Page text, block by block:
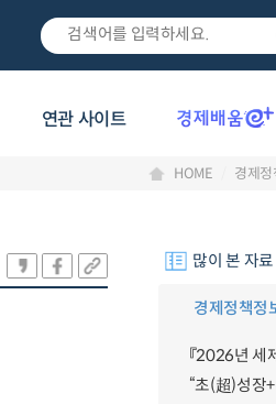
연관 사이트
HOME 경제
많이 본 자료
경제정책정
『2026년 세